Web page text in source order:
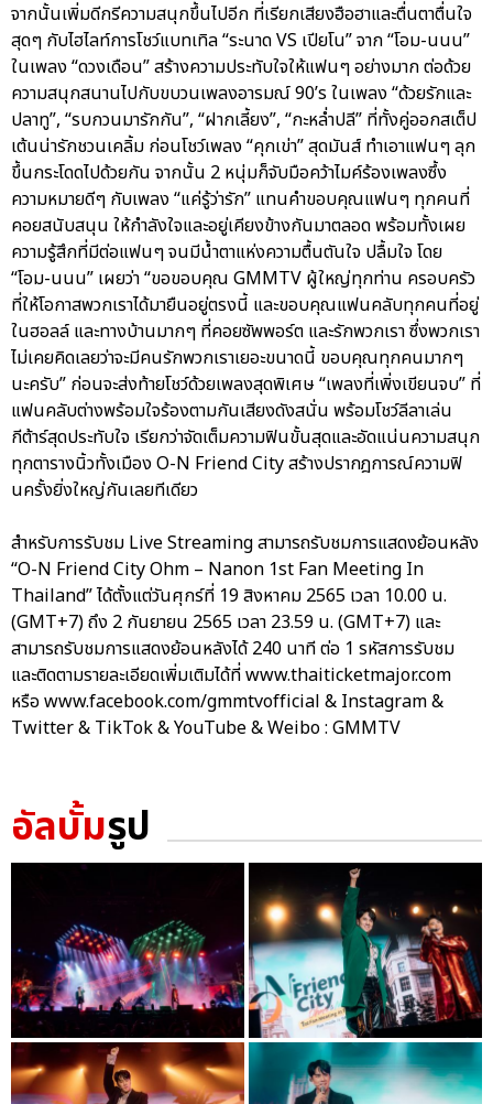
จากนั้นเพิ่มดีกรีความสนุกขึ้นไปอีก ที่เรียกเสียงฮือฮาและตื่นตาตื่นใจ
สุดๆ กับไฮไลท์การโชว์แบทเทิล “ระนาด VS เปียโน” จาก “โอม-นนน”
ในเพลง “ดวงเดือน” สร้างความประทับใจให้แฟนๆ อย่างมาก ต่อด้วย
ความสนุกสนานไปกับขบวนเพลงอารมณ์ 90’s ในเพลง “ด้วยรักและ
ปลาทู”, “รบกวนมารักกัน”, “ฝากเลี้ยง”, “กะหล่ำปลี” ที่ทั้งคู่ออกสเต็ป
เต้นน่ารักชวนเคลิ้ม ก่อนโชว์เพลง “คุกเข่า” สุดมันส์ ทำเอาแฟนๆ ลุก
ขึ้นกระโดดไปด้วยกัน จากนั้น 2 หนุ่มก็จับมือคว้าไมค์ร้องเพลงซึ้ง
ความหมายดีๆ กับเพลง “แค่รู้ว่ารัก” แทนคำขอบคุณแฟนๆ ทุกคนที่
คอยสนับสนุน ให้กำลังใจและอยู่เคียงข้างกันมาตลอด พร้อมทั้งเผย
ความรู้สึกที่มีต่อแฟนๆ จนมีน้ำตาแห่งความตื้นตันใจ ปลื้มใจ โดย
“โอม-นนน” เผยว่า “ขอขอบคุณ GMMTV ผู้ใหญ่ทุกท่าน ครอบครัว
ที่ให้โอกาสพวกเราได้มายืนอยู่ตรงนี้ และขอบคุณแฟนคลับทุกคนที่อยู่
ในฮอลล์ และทางบ้านมากๆ ที่คอยซัพพอร์ต และรักพวกเรา ซึ่งพวกเรา
ไม่เคยคิดเลยว่าจะมีคนรักพวกเราเยอะขนาดนี้ ขอบคุณทุกคนมากๆ
นะครับ” ก่อนจะส่งท้ายโชว์ด้วยเพลงสุดพิเศษ “เพลงที่เพิ่งเขียนจบ” ที่
แฟนคลับต่างพร้อมใจร้องตามกันเสียงดังสนั่น พร้อมโชว์ลีลาเล่น
กีต้าร์สุดประทับใจ เรียกว่าจัดเต็มความฟินขั้นสุดและอัดแน่นความสนุก
ทุกตารางนิ้วทั้งเมือง O-N Friend City สร้างปรากฎการณ์ความฟิ
นครั้งยิ่งใหญ่กันเลยทีเดียว
สำหรับการรับชม Live Streaming สามารถรับชมการแสดงย้อนหลัง
“O-N Friend City Ohm – Nanon 1st Fan Meeting In
Thailand” ได้ตั้งแต่วันศุกร์ที่ 19 สิงหาคม 2565 เวลา 10.00 น.
(GMT+7) ถึง 2 กันยายน 2565 เวลา 23.59 น. (GMT+7) และ
สามารถรับชมการแสดงย้อนหลังได้ 240 นาที ต่อ 1 รหัสการรับชม
และติดตามรายละเอียดเพิ่มเติมได้ที่ www.thaiticketmajor.com
หรือ www.facebook.com/gmmtvofficial & Instagram &
Twitter & TikTok & YouTube & Weibo : GMMTV
อัลบั้มรูป